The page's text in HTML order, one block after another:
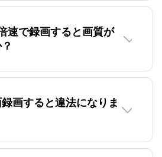
速で録画すると画質が
画すると違法になりま